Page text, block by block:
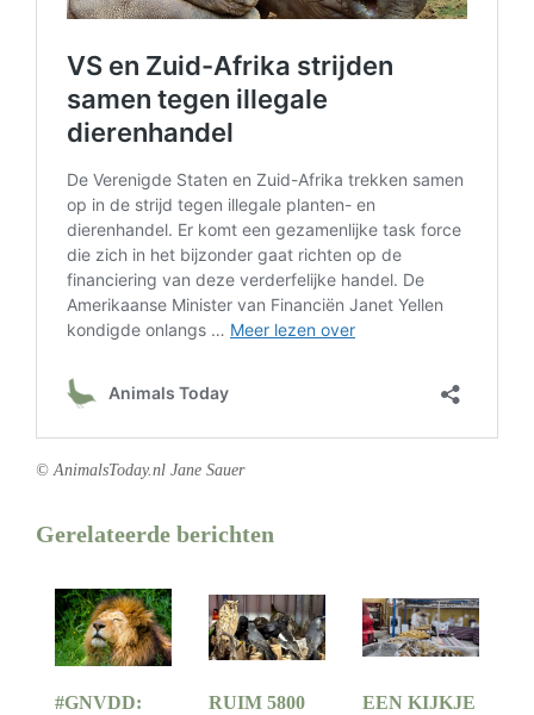
© AnimalsToday.nl Jane Sauer
Gerelateerde berichten
#GNVDD:
RUIM 5800
EEN KIJKJE